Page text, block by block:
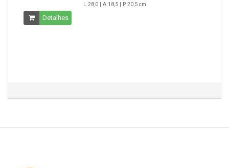
L 28,0 | A 18,5 | P 20,5 cm
Detalhes